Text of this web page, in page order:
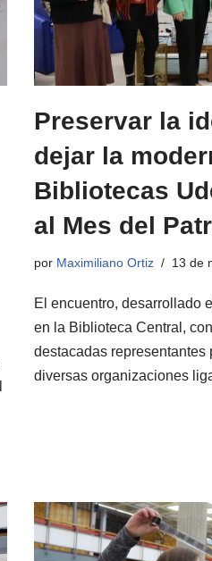
Preservar la
dejar la
Bibliotecas
al Mes del
por Maximiliano Ortiz 13 de
El encuentro, desarrollado
en la Biblioteca Central,
destacadas representantes
diversas organizaciones